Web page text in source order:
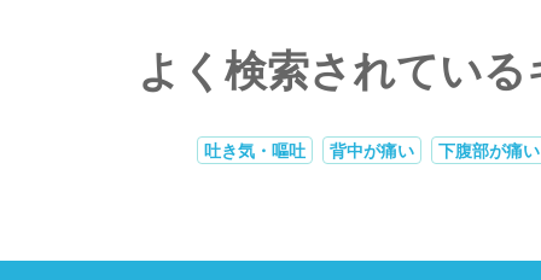
よく検索されてい
吐き気・嘔吐 背中が痛い 下腹部が痛い